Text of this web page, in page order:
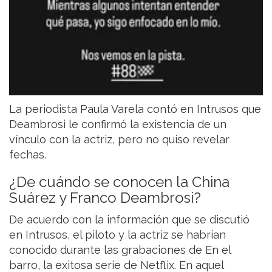
La periodista Paula Varela contó en Intrusos que
Deambrosi le confirmó la existencia de un
vínculo con la actriz, pero no quiso revelar
fechas.
¿De cuándo se conocen la China
Suárez y Franco Deambrosi?
De acuerdo con la información que se discutió
en Intrusos, el piloto y la actriz se habrían
conocido durante las grabaciones de En el
barro, la exitosa serie de Netflix. En aquel